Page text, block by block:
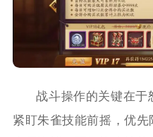
战斗操作的关键在于
紧盯朱雀技能前摇，优